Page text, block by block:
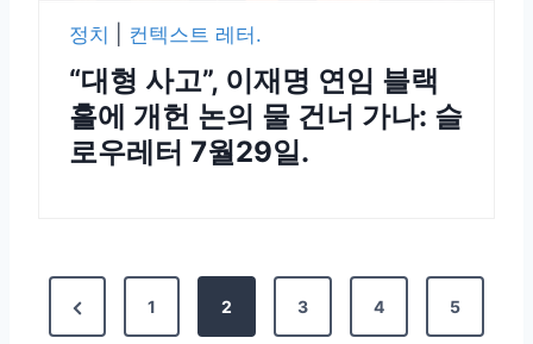
정치 컨텍스트 레터.
“대형 사고”, 이재명 연임 블랙
홀에 개헌 논의 물 건너 가나: 슬
로우레터 7월29일.
1 2 3 4 5